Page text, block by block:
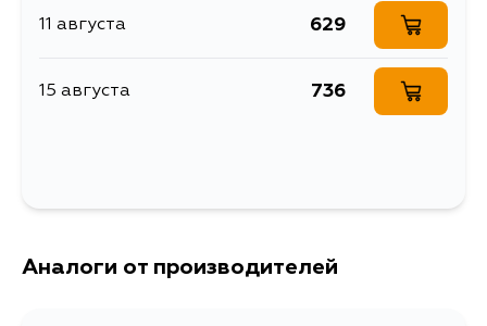
11 августа 629
15 августа 736
Аналоги от производителей